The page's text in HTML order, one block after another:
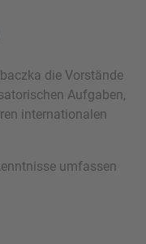
die Vorstände
Aufgaben,
internationalen
umfassen